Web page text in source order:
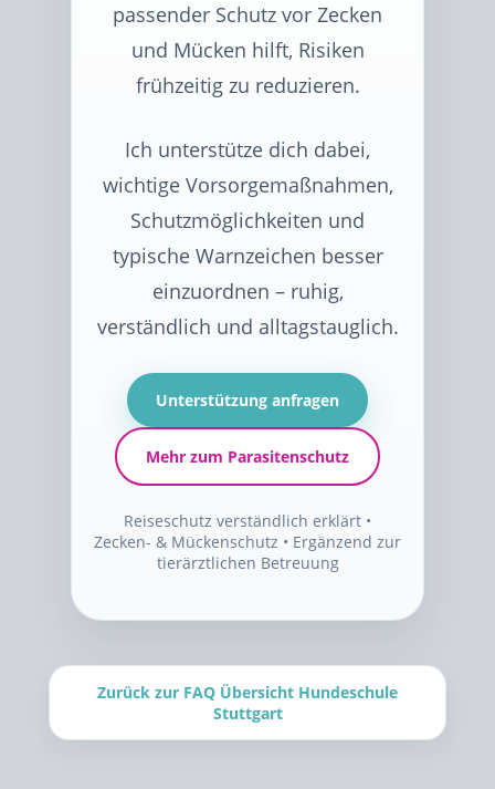
passender Schutz vor Zecken
und Mücken hilft, Risiken
frühzeitig zu reduzieren.
Ich unterstütze dich dabei,
wichtige Vorsorgemaßnahmen,
Schutzmöglichkeiten und
typische Warnzeichen besser
einzuordnen – ruhig,
verständlich und alltagstauglich.
Unterstützung anfragen
Mehr zum Parasitenschutz
Reiseschutz verständlich erklärt •
Zecken- & Mückenschutz • Ergänzend zur
tierärztlichen Betreuung
Zurück zur FAQ Übersicht Hundeschule
Stuttgart